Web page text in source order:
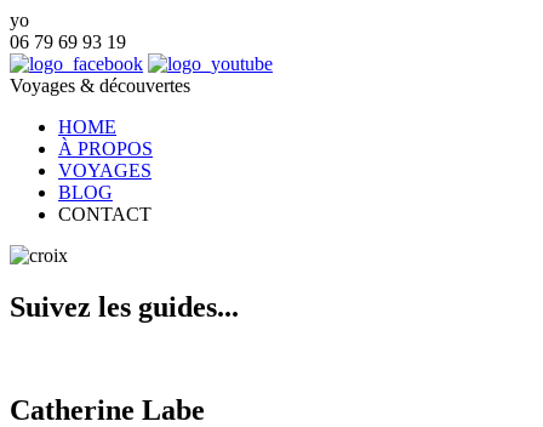
yo
06 79 69 93 19
Voyages & découvertes
HOME
À PROPOS
VOYAGES
BLOG
CONTACT
Suivez les guides...
Catherine Labe